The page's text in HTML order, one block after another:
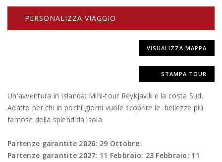
PERSONALIZZA VIAGGIO
VISUALIZZA MAPPA
STAMPA TOUR
Un'avventura in Islanda: Mini-tour Reykjavik e la costa Sud.
Adatto per chi in pochi giorni vuole scoprire le bellezze più
famose della splendida isola.
Partenze garantite 2026: 29 Ottobre;
Partenze garantite 2027: 11 Febbraio; 23 Febbraio; 11